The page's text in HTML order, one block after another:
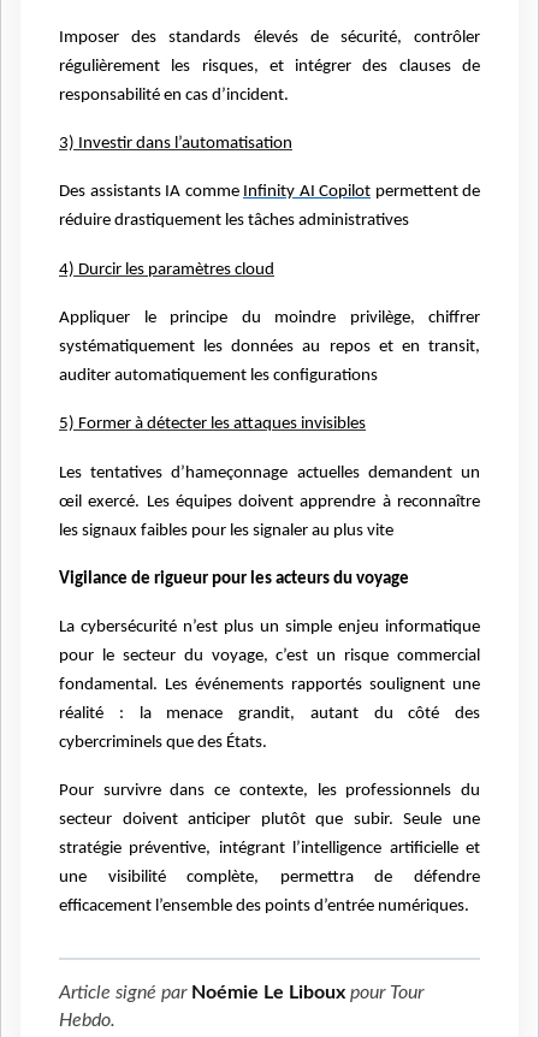
Imposer des standards élevés de sécurité, contrôler
régulièrement les risques, et intégrer des clauses de
responsabilité en cas d’incident.
3) Investir dans l’automatisation
Des assistants IA comme Infinity AI Copilot permettent de
réduire drastiquement les tâches administratives
4) Durcir les paramètres cloud
Appliquer le principe du moindre privilège, chiffrer
systématiquement les données au repos et en transit,
auditer automatiquement les configurations
5) Former à détecter les attaques invisibles
Les tentatives d’hameçonnage actuelles demandent un
œil exercé. Les équipes doivent apprendre à reconnaître
les signaux faibles pour les signaler au plus vite
Vigilance de rigueur pour les acteurs du voyage
La cybersécurité n’est plus un simple enjeu informatique
pour le secteur du voyage, c’est un risque commercial
fondamental. Les événements rapportés soulignent une
réalité : la menace grandit, autant du côté des
cybercriminels que des États.
Pour survivre dans ce contexte, les professionnels du
secteur doivent anticiper plutôt que subir. Seule une
stratégie préventive, intégrant l’intelligence artificielle et
une visibilité complète, permettra de défendre
efficacement l’ensemble des points d’entrée numériques.
Article signé par Noémie Le Liboux pour Tour
Hebdo.